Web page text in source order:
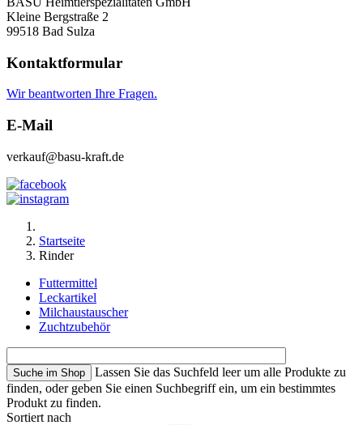
Kleine Bergstraße 2
99518 Bad Sulza
Kontaktformular
Wir beantworten Ihre Fragen.
E-Mail
verkauf@basu-kraft.de
Startseite
Rinder
Futtermittel
Leckartikel
Milchaustauscher
Zuchtzubehör
Lassen Sie das Suchfeld leer um alle Produkte zu
finden, oder geben Sie einen Suchbegriff ein, um ein bestimmtes
Produkt zu finden.
Sortiert nach